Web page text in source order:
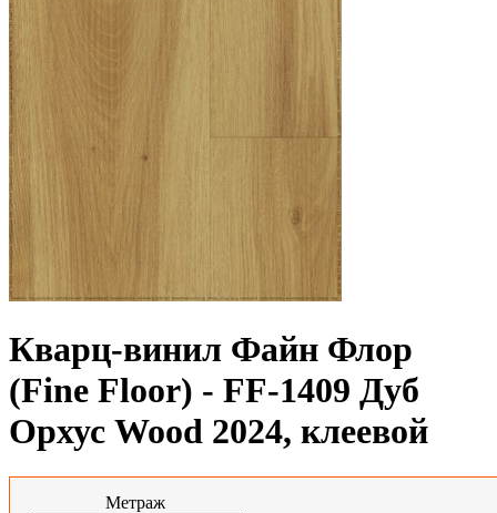
Кварц-винил Файн Флор
(Fine Floor) - FF-1409 Дуб
Орхус Wood 2024, клеевой
Метраж